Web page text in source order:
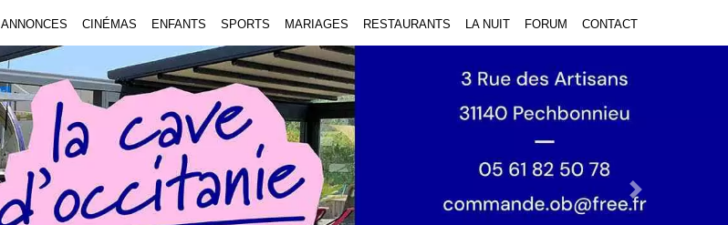
ANNONCES CINÉMAS ENFANTS SPORTS MARIAGES RESTAURANTS LA NUIT FORUM CONTACT
Next Slide